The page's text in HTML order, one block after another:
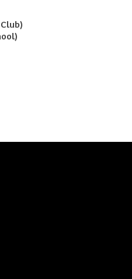
Club)